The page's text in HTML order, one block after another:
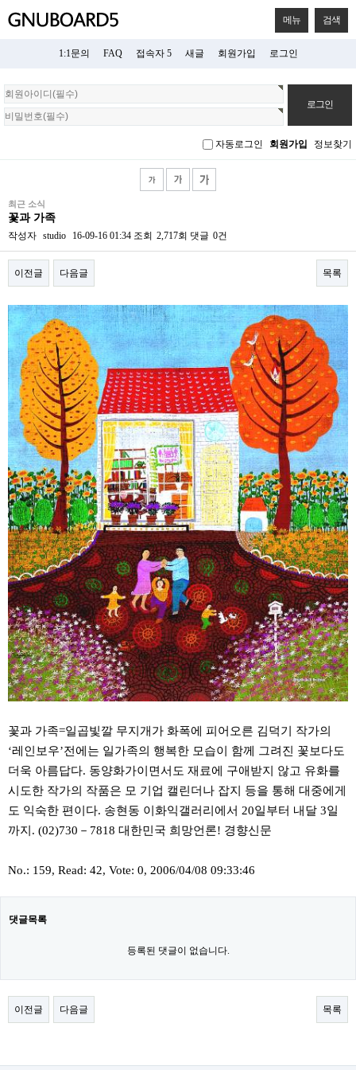
메뉴 검색
1:1문의 FAQ 접속자 5 새글 회원가입 로그인
회
원
로
자동로그인 회원가입 정보찾기
최근 소식
꽃과 가족
작성자 studio 16-09-16 01:34 조회 2,717회 댓글 0건
이전글 다음글 목록
본문
꽃과 가족=일곱빛깔 무지개가 화폭에 피어오른 김덕기 작가의
‘레인보우’전에는 일가족의 행복한 모습이 함께 그려진 꽃보다도
더욱 아름답다. 동양화가이면서도 재료에 구애받지 않고 유화를
시도한 작가의 작품은 모 기업 캘린더나 잡지 등을 통해 대중에게
도 익숙한 편이다. 송현동 이화익갤러리에서 20일부터 내달 3일
까지. (02)730－7818 대한민국 희망언론! 경향신문
No.: 159, Read: 42, Vote: 0, 2006/04/08 09:33:46
댓글목록
등록된 댓글이 없습니다.
이전글 다음글 목록